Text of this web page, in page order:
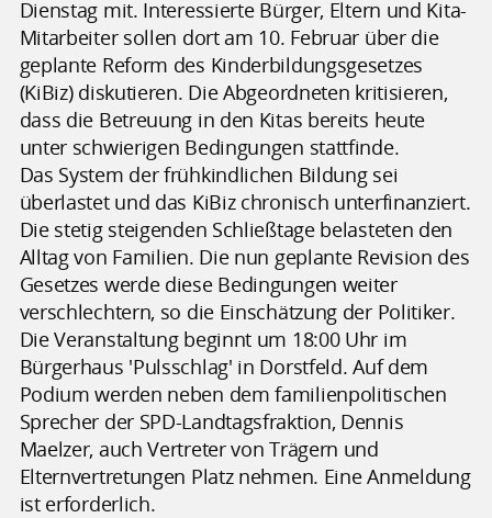
Dienstag mit. Interessierte Bürger, Eltern und Kita-
Mitarbeiter sollen dort am 10. Februar über die
geplante Reform des Kinderbildungsgesetzes
(KiBiz) diskutieren. Die Abgeordneten kritisieren,
dass die Betreuung in den Kitas bereits heute
unter schwierigen Bedingungen stattfinde.
Das System der frühkindlichen Bildung sei
überlastet und das KiBiz chronisch unterfinanziert.
Die stetig steigenden Schließtage belasteten den
Alltag von Familien. Die nun geplante Revision des
Gesetzes werde diese Bedingungen weiter
verschlechtern, so die Einschätzung der Politiker.
Die Veranstaltung beginnt um 18:00 Uhr im
Bürgerhaus 'Pulsschlag' in Dorstfeld. Auf dem
Podium werden neben dem familienpolitischen
Sprecher der SPD-Landtagsfraktion, Dennis
Maelzer, auch Vertreter von Trägern und
Elternvertretungen Platz nehmen. Eine Anmeldung
ist erforderlich.